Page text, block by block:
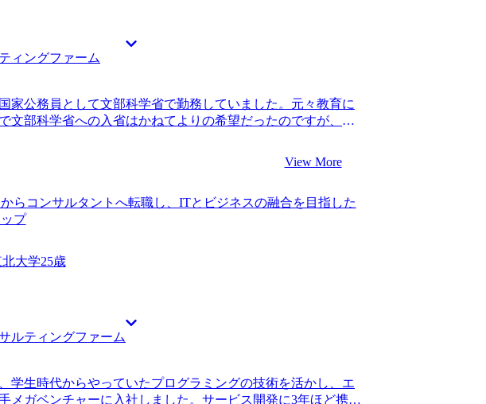
、リスクを取れるだけの力をつけたいと思っています。
が分かり、とても感動したことを覚えています。非常に信頼
思いまして、転職活動の支援をそのままお願いすることにし
らのコンサル転職で不安な中でも、山中さんが励まし続けてく
かったです。 自分の会社で成果を上げている先輩も、営業職
したという話を伺っていたので、不安の方が大きい中の転職
でも成功している人はいるから諦めずにやりましょう。具体
は営業職からでも活躍している人もいます。」と言ってくれ
したし、相性が非常に良かったです。 山中さんにも言われた
で、社外からは評価されにくい経験だったので、仮に高い営
ンサル転職には活きにくい経験でした。このため早々に転職
良かったです。 24歳という年齢で転職できたことで、ポテン
ば取れる選択肢も一気に減っていたと思います。 山中さんから
ことです。実際に私が行きたいと思っていたファームは、既
がある方でも採用されにくいぐらい難関のファームで、当然
は難しいポジションでした。 当然のように書類審査で落ちま
サルティングファームでしっかりと経験を積んでから再トラ
。 転職前は年収350万円、転職後は年収400万円になりまし
と、市場価値は異なるということを学べたのが今回のコンサ
です。一方でコンサルティングファームは、社内からの評価
ィングファーム
家公務員として文部科学省で勤務していました。元々教育に
文部科学省への入省はかねてよりの希望だったのですが、
善を最優先事項として転職活動を始めました。 一方で民間企
と転職しにくいという話も聞いていましたが、国家公務員か
の転職に成功した知人も複数いたことで視野に入れました。
ングファーム全般として近年WLBが改善され、キャリアップ
に関して詳しく教えて頂き、内情に精通している方だと感じ
ル業界でWLBが重視され始めているというのは何となく知っ
改善されているのか、どのように実現しているのかという詳
とができ、非常に納得感がありました。他のエージェントと
ると確信したので、松代さんにご支援いただきコンサルティ
することを決めました。 どのファームもWLB重視というのは
すが、その中でより働きやすいファームをプロの目線で教え
く、松代さんの知識の豊富さに驚きました。 自分の想像以上
View More
らコンサルタントへ転職し、ITとビジネスの融合を目指した
プ
大学25歳
ルティングファーム
学生時代からやっていたプログラミングの技術を活かし、エ
メガベンチャーに入社しました。サービス開発に3年ほど携わ